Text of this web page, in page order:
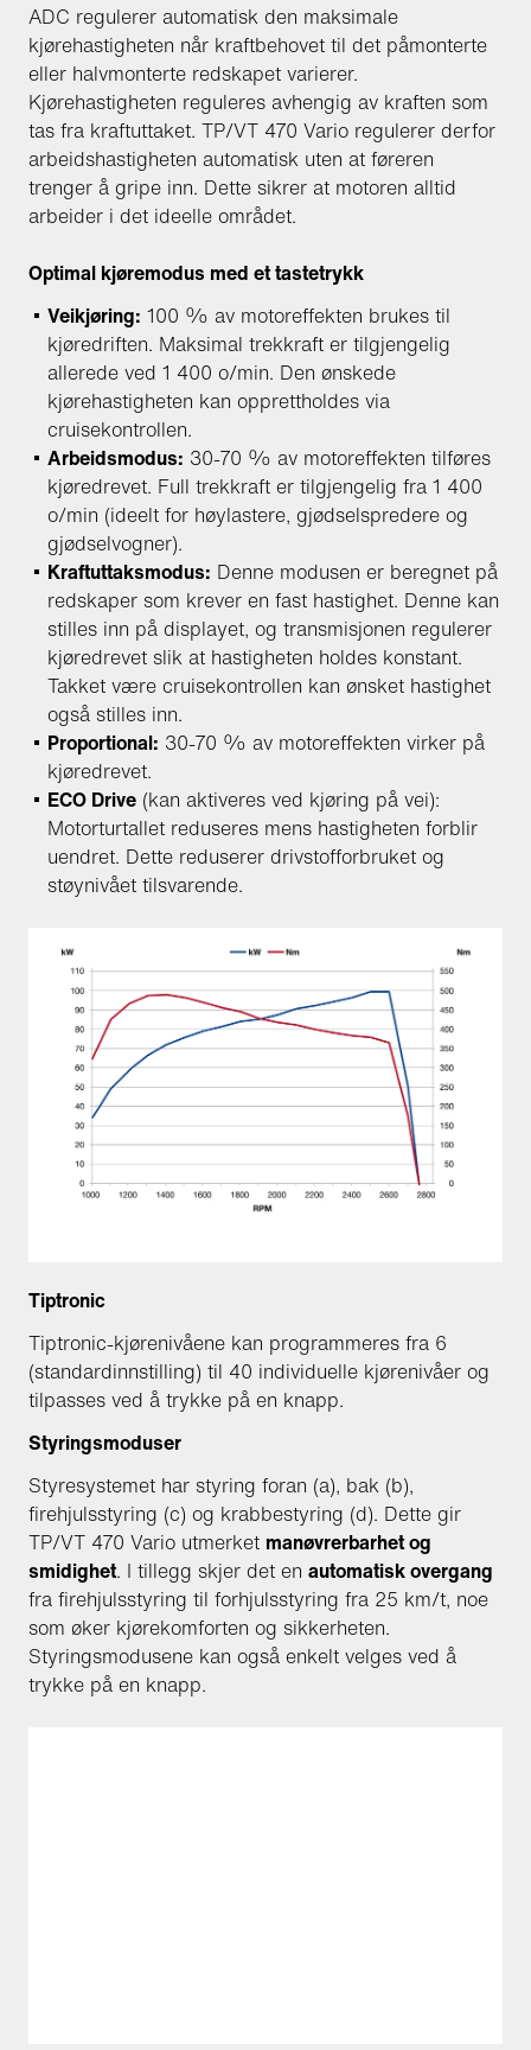
ADC regulerer automatisk den maksimale
kjørehastigheten når kraftbehovet til det påmonterte
eller halvmonterte redskapet varierer.
Kjørehastigheten reguleres avhengig av kraften som
tas fra kraftuttaket. TP/VT 470 Vario regulerer derfor
arbeidshastigheten automatisk uten at føreren
trenger å gripe inn. Dette sikrer at motoren alltid
arbeider i det ideelle området.
Optimal kjøremodus med et tastetrykk
Veikjøring: 100 % av motoreffekten brukes til
kjøredriften. Maksimal trekkraft er tilgjengelig
allerede ved 1 400 o/min. Den ønskede
kjørehastigheten kan opprettholdes via
cruisekontrollen.
Arbeidsmodus: 30-70 % av motoreffekten tilføres
kjøredrevet. Full trekkraft er tilgjengelig fra 1 400
o/min (ideelt for høylastere, gjødselspredere og
gjødselvogner).
Kraftuttaksmodus: Denne modusen er beregnet på
redskaper som krever en fast hastighet. Denne kan
stilles inn på displayet, og transmisjonen regulerer
kjøredrevet slik at hastigheten holdes konstant.
Takket være cruisekontrollen kan ønsket hastighet
også stilles inn.
Proportional: 30-70 % av motoreffekten virker på
kjøredrevet.
ECO Drive (kan aktiveres ved kjøring på vei):
Motorturtallet reduseres mens hastigheten forblir
uendret. Dette reduserer drivstofforbruket og
støynivået tilsvarende.
Tiptronic
Tiptronic-kjørenivåene kan programmeres fra 6
(standardinnstilling) til 40 individuelle kjørenivåer og
tilpasses ved å trykke på en knapp.
Styringsmoduser
Styresystemet har styring foran (a), bak (b),
firehjulsstyring (c) og krabbestyring (d). Dette gir
TP/VT 470 Vario utmerket manøvrerbarhet og
smidighet. I tillegg skjer det en automatisk overgang
fra firehjulsstyring til forhjulsstyring fra 25 km/t, noe
som øker kjørekomforten og sikkerheten.
Styringsmodusene kan også enkelt velges ved å
trykke på en knapp.